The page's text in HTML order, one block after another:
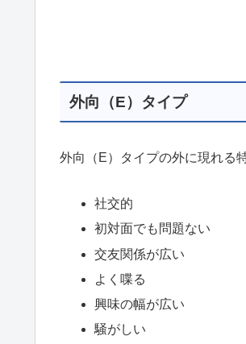
外向（E）タイプ
外向（E）タイプの外に現れる
社交的
初対面でも問題ない
交友関係が広い
よく喋る
興味の幅が広い
騒がしい